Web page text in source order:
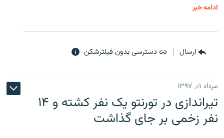
ادامه خبر
ارسال دسترسی بدون فیلترشکن
مرداد ۰۱, ۱۳۹۷
تیراندازی در تورنتو یک نفر کشته و ۱۴
نفر زخمی بر جای گذاشت